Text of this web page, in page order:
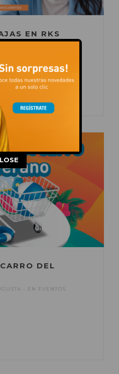
EN RKS
DEL
EN EVENTOS
will close in:14